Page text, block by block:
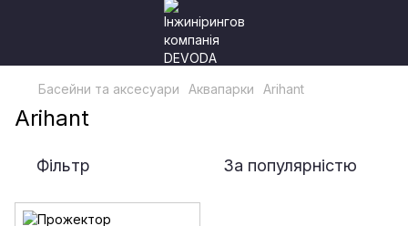
Басейни та аксесуари Аквапарки Arihant
Arihant
Фільтр За популярністю